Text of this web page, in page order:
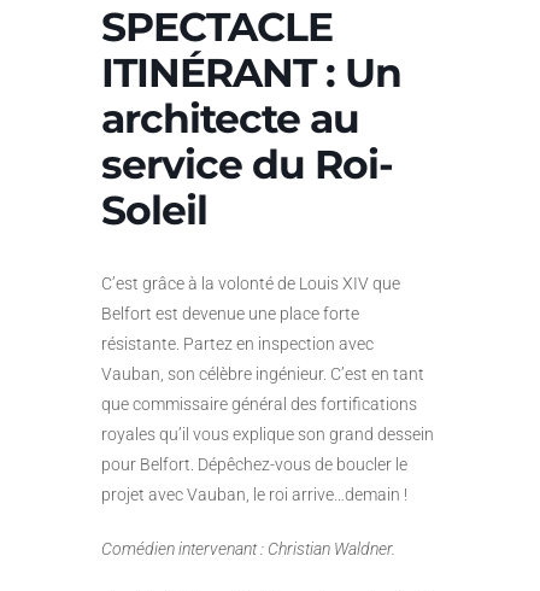
SPECTACLE
ITINÉRANT : Un
architecte au
service du Roi-
Soleil
C’est grâce à la volonté de Louis XIV que
Belfort est devenue une place forte
résistante. Partez en inspection avec
Vauban, son célèbre ingénieur. C’est en tant
que commissaire général des fortifications
royales qu’il vous explique son grand dessein
pour Belfort. Dépêchez-vous de boucler le
projet avec Vauban, le roi arrive…demain !
Comédien intervenant : Christian Waldner.